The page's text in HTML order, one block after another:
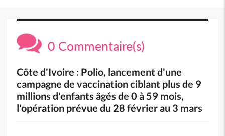
0 Commentaire(s)
Côte d'Ivoire : Polio, lancement d'une
campagne de vaccination ciblant plus de 9
millions d'enfants âgés de 0 à 59 mois,
l'opération prévue du 28 février au 3 mars